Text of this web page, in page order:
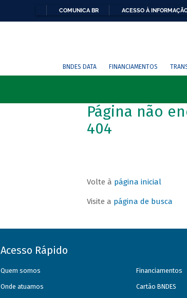
COMUNICA BR ACESSO À
BNDES DATA FINANCIAMENTOS
Página não
404
Volte à página inicial
Visite a página de busca
Acesso Rápido
Quem somos
Onde atuamos
Financiamentos
Cartão BNDES